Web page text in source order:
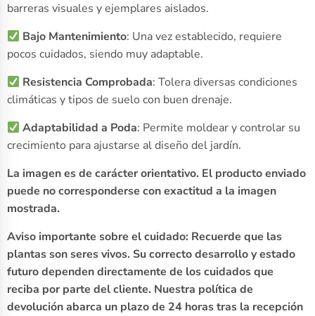
barreras visuales y ejemplares aislados.
Bajo Mantenimiento: Una vez establecido, requiere
pocos cuidados, siendo muy adaptable.
Resistencia Comprobada: Tolera diversas condiciones
climáticas y tipos de suelo con buen drenaje.
Adaptabilidad a Poda: Permite moldear y controlar su
crecimiento para ajustarse al diseño del jardín.
La imagen es de carácter orientativo. El producto enviado
puede no corresponderse con exactitud a la imagen
mostrada.
Aviso importante sobre el cuidado: Recuerde que las
plantas son seres vivos. Su correcto desarrollo y estado
futuro dependen directamente de los cuidados que
reciba por parte del cliente. Nuestra política de
devolución abarca un plazo de 24 horas tras la recepción